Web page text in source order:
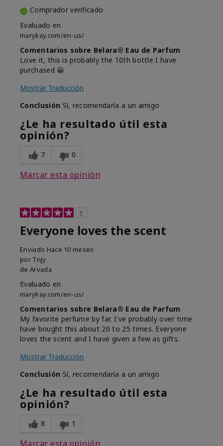
Comprador verificado
Evaluado en
marykay.com/en-us/
Comentarios sobre Belara® Eau de Parfum
Love it, this is probably the 10th bottle I have
purchased 😀
Mostrar Traducción
Conclusión Sí, recomendaría a un amigo
¿Le ha resultado útil esta
opinión?
7 0
Marcar esta opinión
5
Everyone loves the scent
Enviado Hace 10 meses
por Tnjy
de Arvada
Evaluado en
marykay.com/en-us/
Comentarios sobre Belara® Eau de Parfum
My favorite perfume by far. I've probably over time
have bought this about 20 to 25 times. Everyone
loves the scent and I have given a few as gifts.
Mostrar Traducción
Conclusión Sí, recomendaría a un amigo
¿Le ha resultado útil esta
opinión?
8 1
Marcar esta opinión